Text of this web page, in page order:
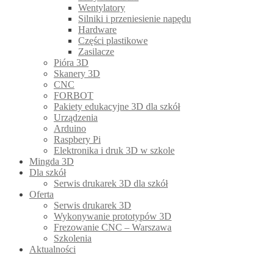
Wentylatory
Silniki i przeniesienie napędu
Hardware
Części plastikowe
Zasilacze
Pióra 3D
Skanery 3D
CNC
FORBOT
Pakiety edukacyjne 3D dla szkół
Urządzenia
Arduino
Raspbery Pi
Elektronika i druk 3D w szkole
Mingda 3D
Dla szkół
Serwis drukarek 3D dla szkół
Oferta
Serwis drukarek 3D
Wykonywanie prototypów 3D
Frezowanie CNC – Warszawa
Szkolenia
Aktualności